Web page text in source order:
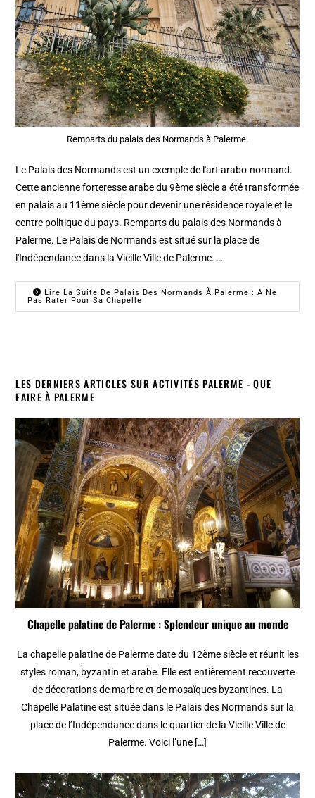
Remparts du palais des Normands à Palerme.
Le Palais des Normands est un exemple de l'art arabo-normand.
Cette ancienne forteresse arabe du 9ème siècle a été transformée
en palais au 11ème siècle pour devenir une résidence royale et le
centre politique du pays. Remparts du palais des Normands à
Palerme. Le Palais de Normands est situé sur la place de
l'Indépendance dans la Vieille Ville de Palerme. …
Lire La Suite De Palais Des Normands À Palerme : A Ne
Pas Rater Pour Sa Chapelle
LES DERNIERS ARTICLES SUR ACTIVITÉS PALERME - QUE
FAIRE À PALERME
Chapelle palatine de Palerme : Splendeur unique au monde
La chapelle palatine de Palerme date du 12ème siècle et réunit les
styles roman, byzantin et arabe. Elle est entièrement recouverte
de décorations de marbre et de mosaïques byzantines. La
Chapelle Palatine est située dans le Palais des Normands sur la
place de l’Indépendance dans le quartier de la Vieille Ville de
Palerme. Voici l’une […]